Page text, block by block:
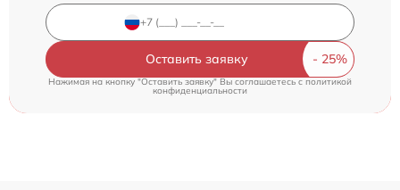
Оставить заявку
Нажимая на кнопку "Оставить заявку" Вы соглашаетесь cполитикой
конфиденциальности